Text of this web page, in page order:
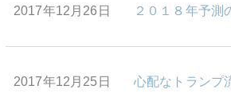
2017年12月26日 ２０１８年予測
2017年12月25日 心配なトランプ